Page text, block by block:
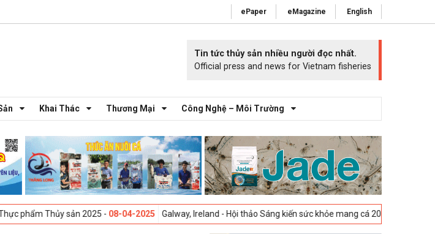
ePaper eMagazine English
Tin tức thủy sản nhiều người đọc nhất.
Official press and news for Vietnam fisheries
Khai Thác Thương Mại Công Nghệ – Môi Trường
sản 2025 -08-04-2025 Galway, Ireland - Hội thảo Sáng kiến sức khỏe mang cá 2025 -23-04-2025